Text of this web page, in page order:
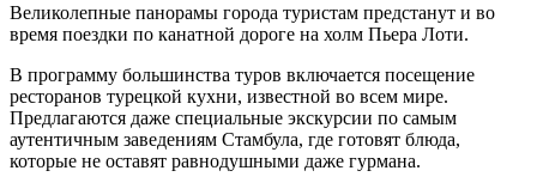
Великолепные панорамы города туристам предстанут и во
время поездки по канатной дороге на холм Пьера Лоти.
В программу большинства туров включается посещение
ресторанов турецкой кухни, известной во всем мире.
Предлагаются даже специальные экскурсии по самым
аутентичным заведениям Стамбула, где готовят блюда,
которые не оставят равнодушными даже гурмана.